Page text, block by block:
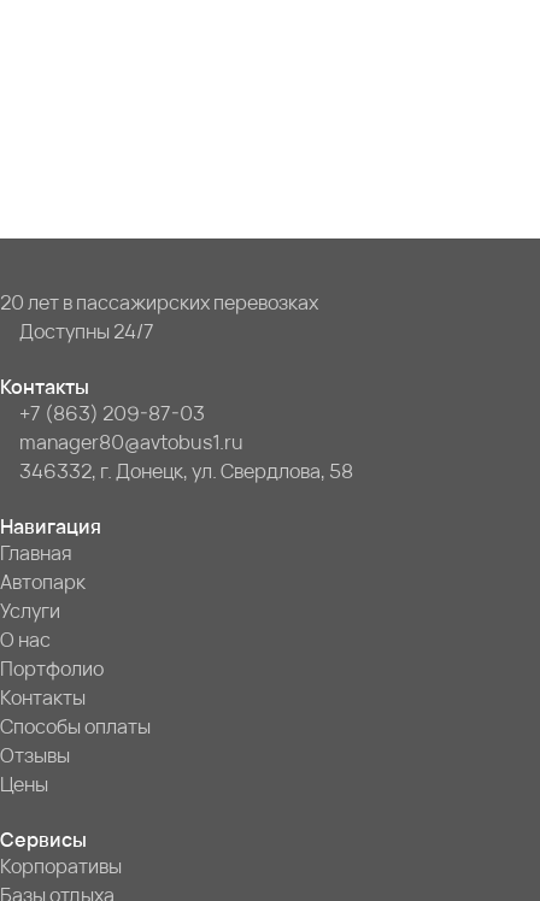
20 лет в пассажирских перевозках
Доступны 24/7
Контакты
+7 (863) 209-87-03
manager80@avtobus1.ru
346332, г. Донецк, ул. Свердлова, 58
Навигация
Главная
Автопарк
Услуги
О нас
Портфолио
Контакты
Способы оплаты
Отзывы
Цены
Сервисы
Корпоративы
Базы отдыха